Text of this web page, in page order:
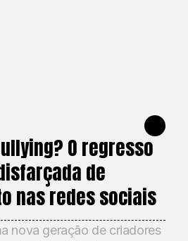
27 DE MAIO
O regresso
de
nas redes sociais
nova geração de criadores